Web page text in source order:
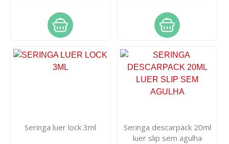
Seringa luer lock 3ml
Seringa descarpack 20ml
luer slip sem agulha